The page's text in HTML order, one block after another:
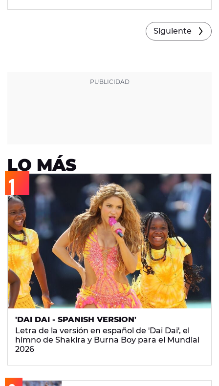
Siguiente
LO MÁS
'DAI DAI - SPANISH VERSION'
Letra de la versión en español de 'Dai Dai', el
himno de Shakira y Burna Boy para el Mundial
2026